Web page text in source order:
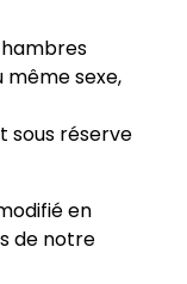
sexe,
sous réserve
en
de notre